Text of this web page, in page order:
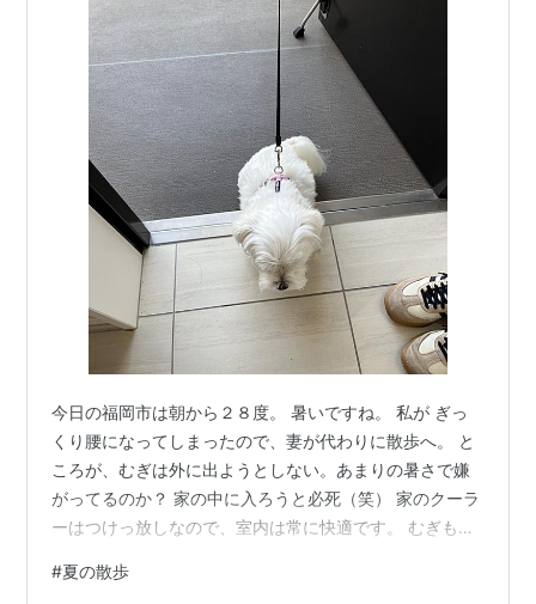
今日の福岡市は朝から２８度。 暑いですね。 私が ぎっ
くり腰になってしまったので、妻が代わりに散歩へ。 と
ころが、むぎは外に出ようとしない。あまりの暑さで嫌
がってるのか？ 家の中に入ろうと必死（笑） 家のクーラ
ーはつけっ放しなので、室内は常に快適です。 むぎも暑
ら妻の散歩を伺っていたのですが、なかなか苦労してま
#夏の散歩